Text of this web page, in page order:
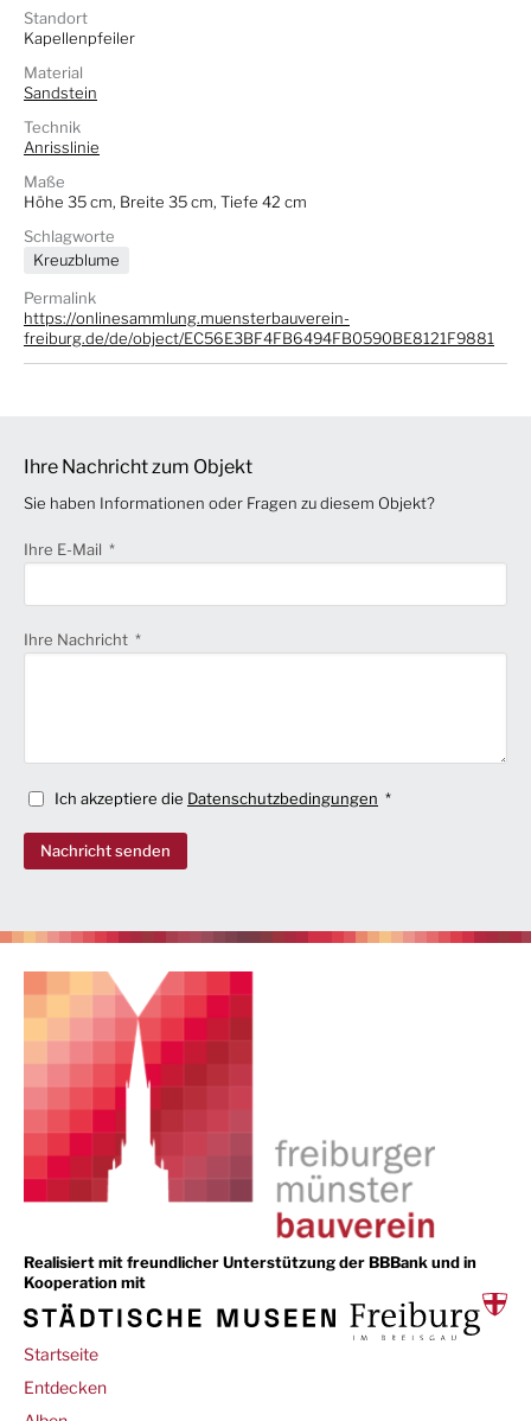
Standort
Kapellenpfeiler
Material
Sandstein
Technik
Anrisslinie
Maße
Höhe 35 cm, Breite 35 cm, Tiefe 42 cm
Schlagworte
Kreuzblume
Permalink
https://onlinesammlung.muensterbauverein-
freiburg.de/de/object/EC56E3BF4FB6494FB0590BE8121F9881
Ihre Nachricht zum Objekt
Sie haben Informationen oder Fragen zu diesem Objekt?
Ihre E-Mail
Ihre Nachricht
Ich akzeptiere die Datenschutzbedingungen
Nachricht senden
Realisiert mit freundlicher Unterstützung der BBBank und in
Kooperation mit
Main
navigation
Startseite
Entdecken